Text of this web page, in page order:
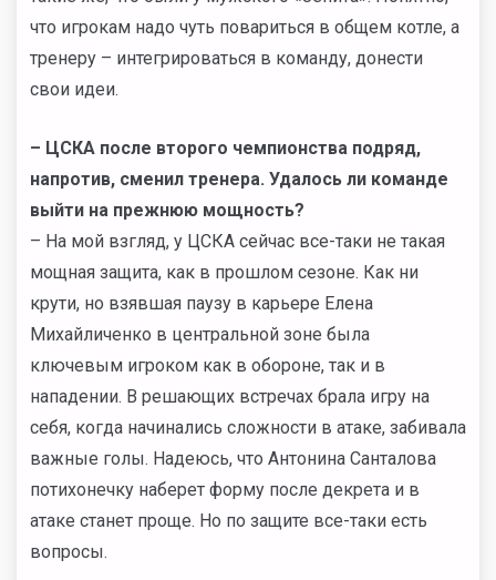
что игрокам надо чуть повариться в общем котле, а
тренеру – интегрироваться в команду, донести
свои идеи.
– ЦСКА после второго чемпионства подряд,
напротив, сменил тренера. Удалось ли команде
выйти на прежнюю мощность?
– На мой взгляд, у ЦСКА сейчас все-таки не такая
мощная защита, как в прошлом сезоне. Как ни
крути, но взявшая паузу в карьере Елена
Михайличенко в центральной зоне была
ключевым игроком как в обороне, так и в
нападении. В решающих встречах брала игру на
себя, когда начинались сложности в атаке, забивала
важные голы. Надеюсь, что Антонина Санталова
потихонечку наберет форму после декрета и в
атаке станет проще. Но по защите все-таки есть
вопросы.